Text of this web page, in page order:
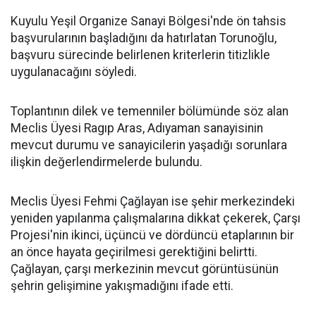
Kuyulu Yeşil Organize Sanayi Bölgesi'nde ön tahsis
başvurularının başladığını da hatırlatan Torunoğlu,
başvuru sürecinde belirlenen kriterlerin titizlikle
uygulanacağını söyledi.
Toplantının dilek ve temenniler bölümünde söz alan
Meclis Üyesi Ragıp Aras, Adıyaman sanayisinin
mevcut durumu ve sanayicilerin yaşadığı sorunlara
ilişkin değerlendirmelerde bulundu.
Meclis Üyesi Fehmi Çağlayan ise şehir merkezindeki
yeniden yapılanma çalışmalarına dikkat çekerek, Çarşı
Projesi'nin ikinci, üçüncü ve dördüncü etaplarının bir
an önce hayata geçirilmesi gerektiğini belirtti.
Çağlayan, çarşı merkezinin mevcut görüntüsünün
şehrin gelişimine yakışmadığını ifade etti.